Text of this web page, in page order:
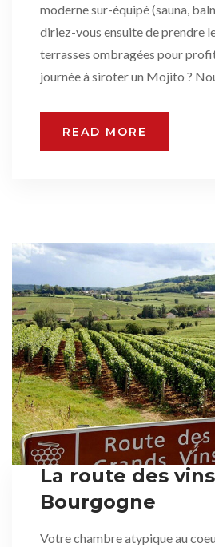
moderne sur-équipé (sauna,
diriez-vous ensuite de prendre
terrasses ombragées pour
journée à siroter un Mojito ?
READ MORE
La route des
Bourgogne
Votre chambre atypique au